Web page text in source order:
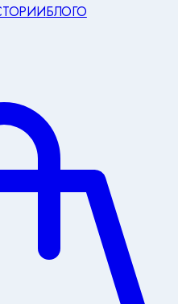
БЛОГО